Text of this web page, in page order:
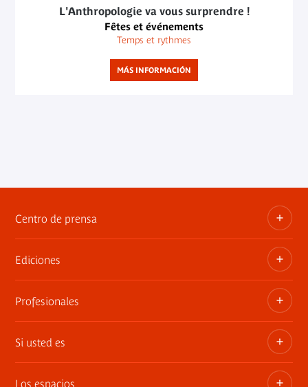
L'Anthropologie va vous surprendre !
Fêtes et événements
Temps et rythmes
MÁS INFORMACIÓN
Centro de prensa
Dosieres, comunicados de prensa, anuncios de
exposiciones
Ediciones
Las publicaciones del museo
Profesionales
Privatiza los espacios
Exposiciones itinerantes
Si usted es
Los espacios